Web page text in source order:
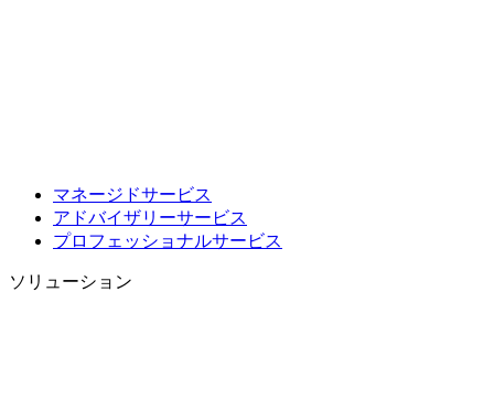
マネージドサービス
アドバイザリーサービス
プロフェッショナルサービス
ソリューション